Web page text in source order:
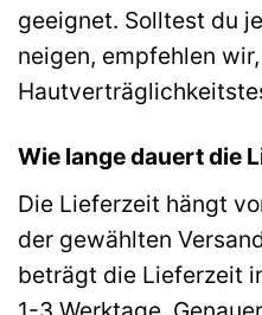
geeignet. Solltest du
neigen, empfehlen
Wie lange dauert die
Die Lieferzeit hängt
der gewählten
beträgt die Lieferzeit